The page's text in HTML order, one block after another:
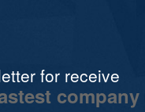
for receive
company